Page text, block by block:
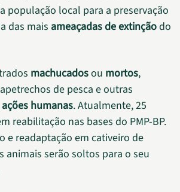
população local para a preservação
das mais ameaçadas de extinçãodo
machucadosou mortos,
de pesca e outras
ações humanas. Atualmente, 25
reabilitação nas bases do PMP-BP.
e readaptação em cativeiro de
animais serão soltos para o seu